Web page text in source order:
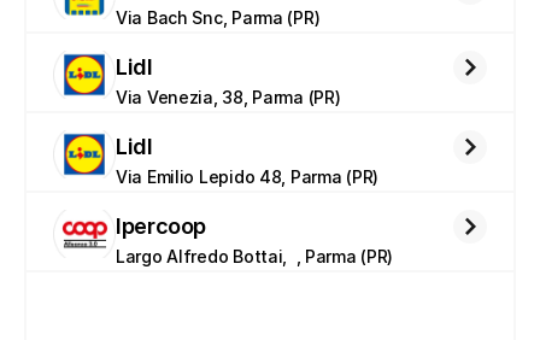
Via Bach Snc, Parma (PR)
Lidl
Via Venezia, 38, Parma (PR)
Lidl
Via Emilio Lepido 48, Parma (PR)
Ipercoop
Largo Alfredo Bottai,  , Parma (PR)